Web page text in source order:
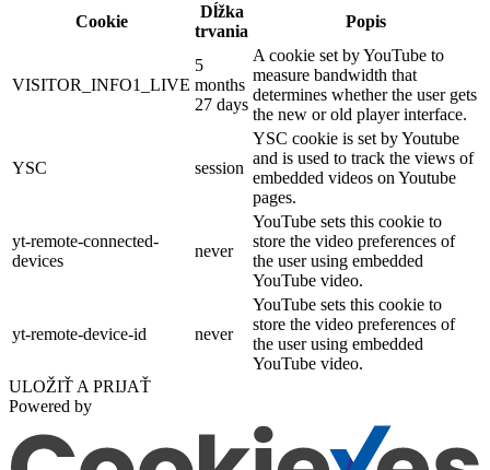
Cookie
Dĺžka
trvania
Popis
VISITOR_INFO1_LIVE
5
months
27 days
A cookie set by YouTube to
measure bandwidth that
determines whether the user gets
the new or old player interface.
YSC session
YSC cookie is set by Youtube
and is used to track the views of
embedded videos on Youtube
pages.
yt-remote-connected-
devices
never
YouTube sets this cookie to
store the video preferences of
the user using embedded
YouTube video.
yt-remote-device-id never
YouTube sets this cookie to
store the video preferences of
the user using embedded
YouTube video.
ULOŽIŤ A PRIJAŤ
Powered by